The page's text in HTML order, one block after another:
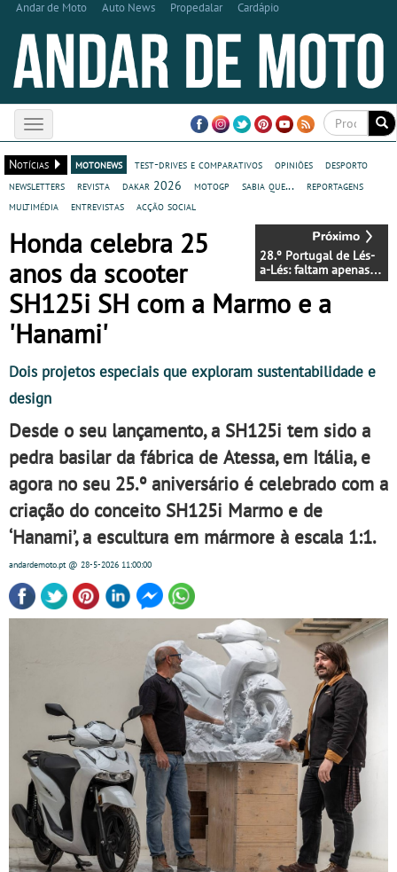
Andar de Moto Auto News Propedalar Cardápio
Toggle
navigation
Notícias
motonews test-drives e comparativos opiniões
desporto
newsletters
revista dakar 2026 motogp sabia que...
reportagens
multimédia
entrevistas acção social
28.º Portugal de Lés-
a-Lés: faltam apenas
duas semanas
Honda celebra 25
anos da scooter
SH125i SH com a Marmo e a
'Hanami'
Dois projetos especiais que exploram sustentabilidade e
design
Desde o seu lançamento, a SH125i tem sido a
pedra basilar da fábrica de Atessa, em Itália, e
agora no seu 25.º aniversário é celebrado com a
criação do conceito SH125i Marmo e de
‘Hanami’, a escultura em mármore à escala 1:1.
andardemoto.pt@ 28-5-2026 11:00:00